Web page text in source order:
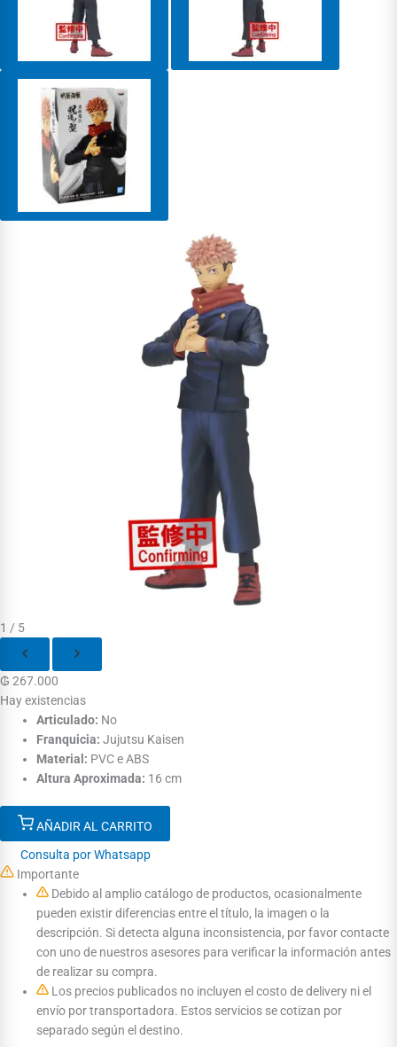
1 / 5
₲ 267.000
Hay existencias
Articulado: No
Franquicia: Jujutsu Kaisen
Material: PVC e ABS
Altura Aproximada: 16 cm
AÑADIR AL CARRITO
Consulta por Whatsapp
Importante
Debido al amplio catálogo de productos, ocasionalmente
pueden existir diferencias entre el título, la imagen o la
descripción. Si detecta alguna inconsistencia, por favor contacte
con uno de nuestros asesores para verificar la información antes
de realizar su compra.
Los precios publicados no incluyen el costo de delivery ni el
envío por transportadora. Estos servicios se cotizan por
separado según el destino.